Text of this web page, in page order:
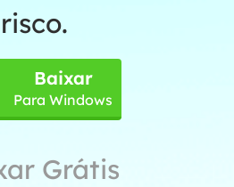
risco.
Baixar
Para Windows
Grátis